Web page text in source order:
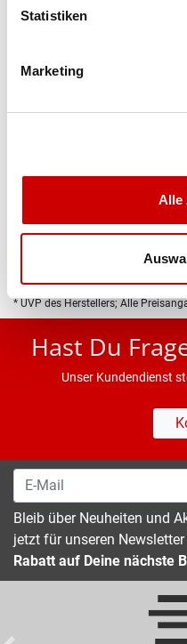
Statistiken
Marketing
Alle
IN DEN WARENKORB
Bis 17:00 Uhr bestellen:
Eigenschaften
* UVP des Herstellers; Alle
Hast Du
Unser Kundendienst
Bleib über Neuheiten und
jetzt für unseren
Rabatt auf Deine nächste